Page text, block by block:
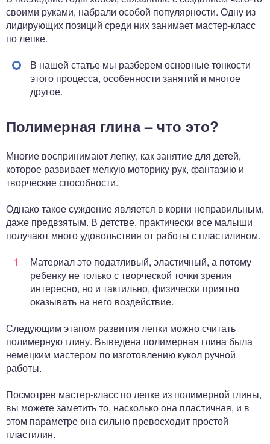
своими руками, набрали особой популярности. Одну из
лидирующих позиций среди них занимает мастер-класс
по лепке.
В нашей статье мы разберем основные тонкости
этого процесса, особенности занятий и многое
другое.
Полимерная глина – что это?
Многие воспринимают лепку, как занятие для детей,
которое развивает мелкую моторику рук, фантазию и
творческие способности.
Однако такое суждение является в корни неправильным,
даже предвзятым. В детстве, практически все малыши
получают много удовольствия от работы с пластилином.
Материал это податливый, эластичный, а потому
ребенку не только с творческой точки зрения
интересно, но и тактильно, физически приятно
оказывать на него воздействие.
Следующим этапом развития лепки можно считать
полимерную глину. Выведена полимерная глина была
немецким мастером по изготовлению кукол ручной
работы.
Посмотрев мастер-класс по лепке из полимерной глины,
вы можете заметить то, насколько она пластичная, и в
этом параметре она сильно превосходит простой
пластилин.